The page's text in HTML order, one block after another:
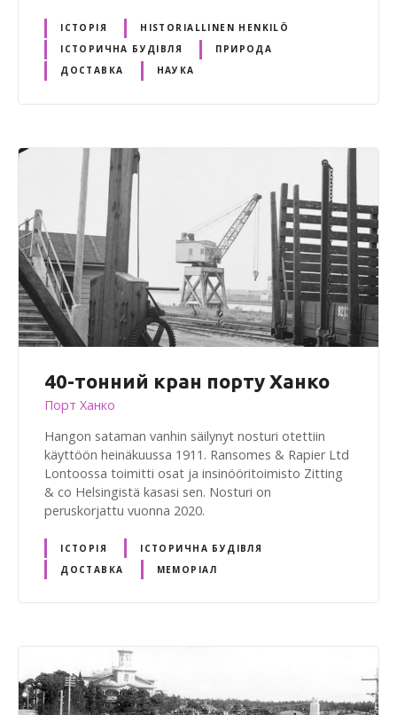
ІСТОРІЯ
HISTORIALLINEN HENKILÖ
ІСТОРИЧНА БУДІВЛЯ
ПРИРОДА
ДОСТАВКА
НАУКА
40-тонний кран порту Ханко
Порт Ханко
Hangon sataman vanhin säilynyt nosturi otettiin
käyttöön heinäkuussa 1911. Ransomes & Rapier Ltd
Lontoossa toimitti osat ja insinööritoimisto Zitting
& co Helsingistä kasasi sen. Nosturi on
peruskorjattu vuonna 2020.
ІСТОРІЯ
ІСТОРИЧНА БУДІВЛЯ
ДОСТАВКА
МЕМОРІАЛ